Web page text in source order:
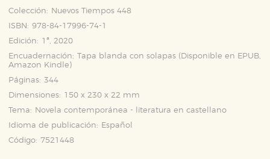
Colección:
Nuevos Tiempos 448
ISBN: 978-84-17996-74-1
Edición: 1ª, 2020
Encuadernación: Tapa blanda con solapas (Disponible en EPUB,
Amazon Kindle )
Páginas: 344
Dimensiones: 150 x 230 x 22 mm
Tema:
Novela contemporánea - literatura en castellano
Idioma de publicación:
Español
Código: 7521448